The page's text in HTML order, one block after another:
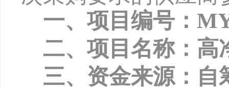
一、项目编号：
二、项目名称：高
三、资金来源：自